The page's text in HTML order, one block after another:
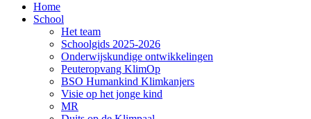
Home
School
Het team
Schoolgids 2025-2026
Onderwijskundige ontwikkelingen
Peuteropvang KlimOp
BSO Humankind Klimkanjers
Visie op het jonge kind
MR